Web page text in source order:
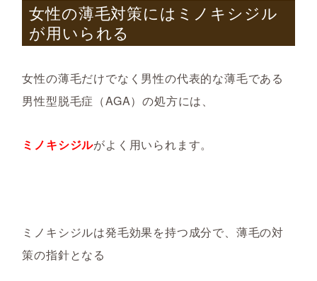
女性の薄毛対策にはミノキシジル
が用いられる
女性の薄毛だけでなく男性の代表的な薄毛である
男性型脱毛症（AGA）の処方には、
ミノキシジルがよく用いられます。
ミノキシジルは発毛効果を持つ成分で、薄毛の対
策の指針となる